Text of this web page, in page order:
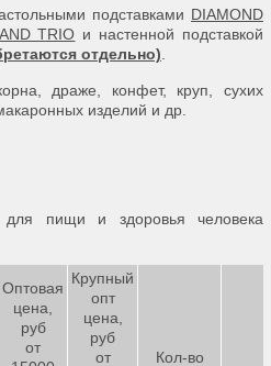
подставками DIAMOND
TRIO и настенной подставкой
отдельно)
драже, конфет, круп, сухих
изделий и др.
для пищи и здоровья человека
Оптовая
цена,
руб
от
Крупный
опт
цена,
руб
от
Кол-во